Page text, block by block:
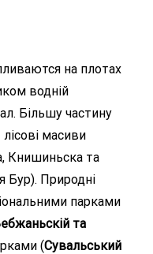
на плотах
водній
Більшу частину
масиви
Книшиньска та
Бур). Природні
парками
та
(Сувальський